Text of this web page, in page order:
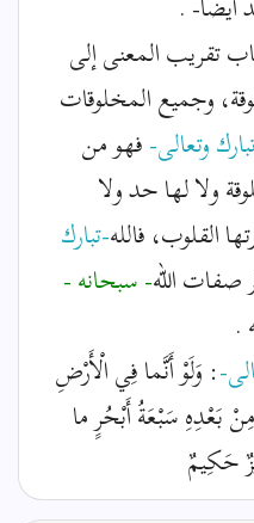
تقريب المعنى إلى
وجميع المخلوقات
وتعالى-فهو من
ولا لها حد ولا
القلوب، فالله-تبارك
الله- سبحانه -
.
: وَلَوْ أَنَّما فِي الْأَرْضِ
بَعْدِهِ سَبْعَةُ أَبْحُرٍ ما
حَكِيمٌ